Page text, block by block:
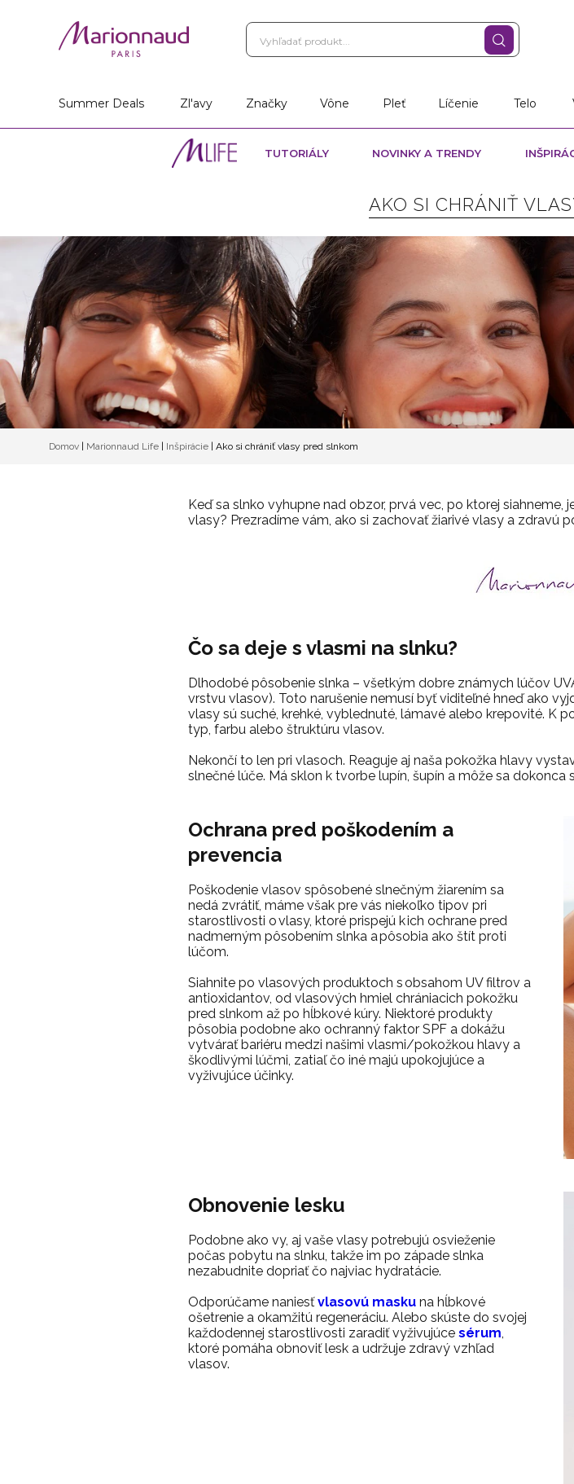
Summer Deals Zl'avy Značky Vône Pleť Líčenie Telo
TUTORIÁLY NOVINKY A TRENDY
AKO SI CHRÁNIŤ
Domov | Marionnaud Life | Inšpirácie | Ako si chrániť vlasy pred slnkom
Keď sa slnko vyhupne nad obzor, prvá vec, po ktorej siahneme,
vlasy? Prezradíme vám, ako si zachovať žiarivé vlasy a zdravú
Čo sa deje s vlasmi na slnku?
Dlhodobé pôsobenie slnka – všetkým dobre známych lúčov
vrstvu vlasov). Toto narušenie nemusí byť viditeľné hneď ako
vlasy sú suché, krehké, vyblednuté, lámavé alebo krepovité. K
typ, farbu alebo štruktúru vlasov.
Nekončí to len pri vlasoch. Reaguje aj naša pokožka hlavy
slnečné lúče. Má sklon k tvorbe lupín, šupín a môže sa dokonca
Ochrana pred poškodením a
prevencia
Poškodenie vlasov spôsobené slnečným žiarením sa
nedá zvrátiť, máme však pre vás niekoľko tipov pri
starostlivosti o vlasy, ktoré prispejú k ich ochrane pred
nadmerným pôsobením slnka a pôsobia ako štít proti
lúčom.
Siahnite po vlasových produktoch s obsahom UV filtrov a
antioxidantov, od vlasových hmiel chrániacich pokožku
pred slnkom až po hĺbkové kúry. Niektoré produkty
pôsobia podobne ako ochranný faktor SPF a dokážu
vytvárať bariéru medzi našimi vlasmi/pokožkou hlavy a
škodlivými lúčmi, zatiaľ čo iné majú upokojujúce a
vyživujúce účinky.
Obnovenie lesku
Podobne ako vy, aj vaše vlasy potrebujú osvieženie
počas pobytu na slnku, takže im po západe slnka
nezabudnite dopriať čo najviac hydratácie.
Odporúčame naniesťvlasovú masku na hĺbkové
ošetrenie a okamžitú regeneráciu. Alebo skúste do svojej
každodennej starostlivosti zaradiť vyživujúce sérum,
ktoré pomáha obnoviť lesk a udržuje zdravý vzhľad
vlasov.